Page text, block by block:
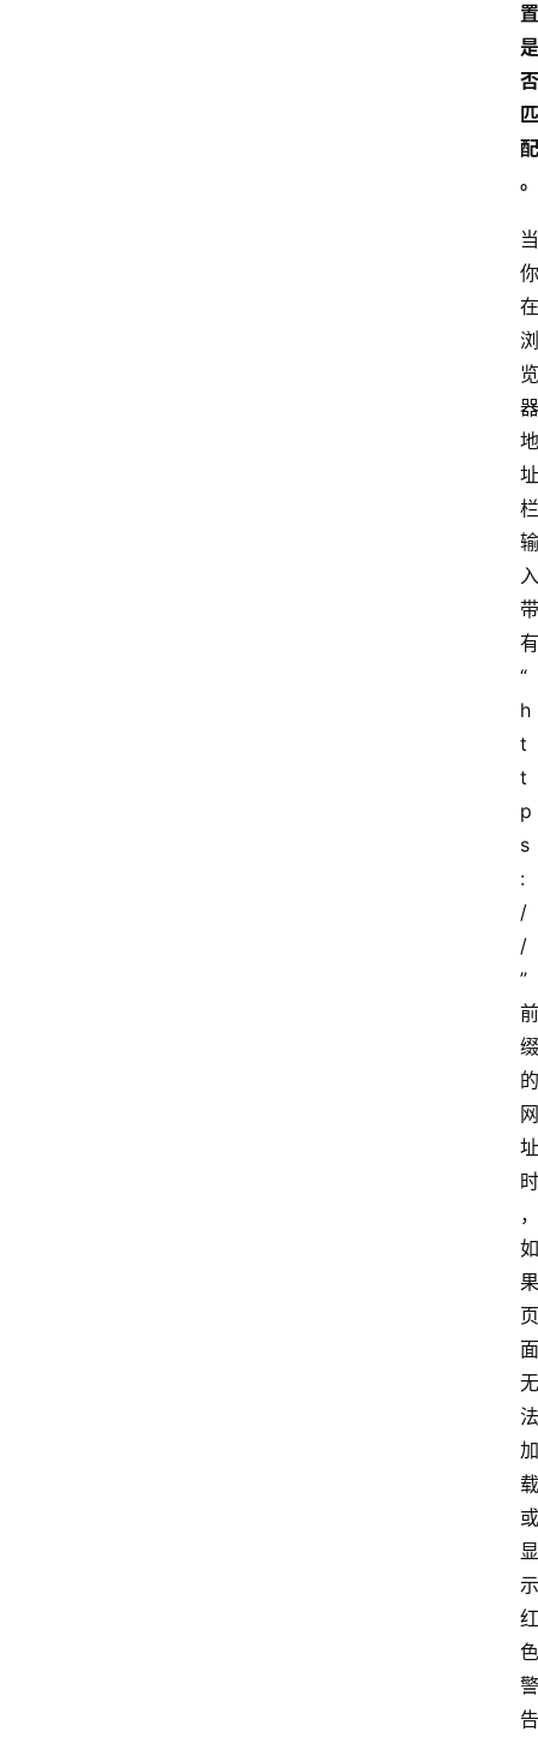
置
是
否
匹
配
。
当
你
在
浏
览
器
地
址
栏
输
入
带
有
“
h
t
t
p
s
:
/
/
”
前
缀
的
网
址
时
，
如
果
页
面
无
法
加
载
或
显
示
红
色
警
告